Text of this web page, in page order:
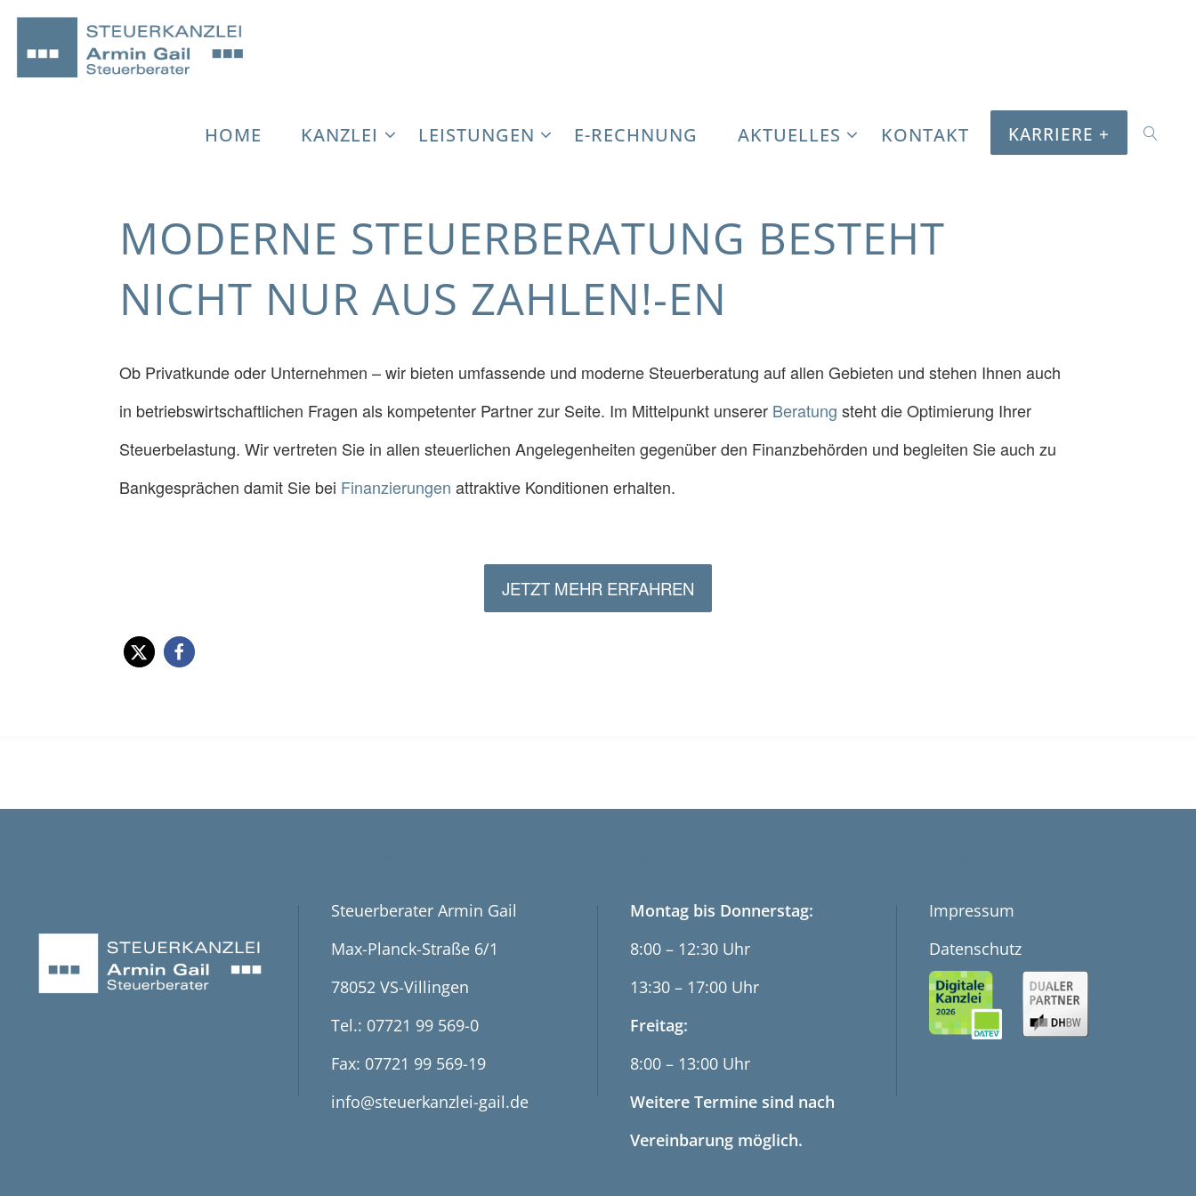
content
HOME KANZLEI LEISTUNGEN E-RECHNUNG AKTUELLES KONTAKT KARRIERE +
MODERNE STEUERBERATUNG BESTEHT
NICHT NUR AUS ZAHLEN!-EN
Ob Privatkunde oder Unternehmen – wir bieten umfassende und moderne Steuerberatung auf allen Gebieten und stehen Ihnen auch
in betriebswirtschaftlichen Fragen als kompetenter Partner zur Seite. Im Mittelpunkt unserer Beratung steht die Optimierung Ihrer
Steuerbelastung. Wir vertreten Sie in allen steuerlichen Angelegenheiten gegenüber den Finanzbehörden und begleiten Sie auch zu
Bankgesprächen damit Sie bei Finanzierungen attraktive Konditionen erhalten.
JETZT MEHR ERFAHREN
Steuerberater Armin Gail
Max-Planck-Straße 6/1
78052 VS-Villingen
Tel.: 07721 99 569-0
Fax: 07721 99 569-19
info@steuerkanzlei-gail.de
Montag bis Donnerstag:
8:00 – 12:30 Uhr
13:30 – 17:00 Uhr
Freitag:
8:00 – 13:00 Uhr
Weitere Termine sind nach
Vereinbarung möglich.
Impressum
Datenschutz